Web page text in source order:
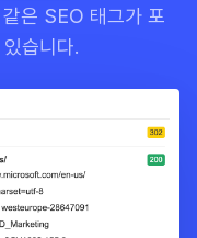
은 SEO 태그가 포
습니다.